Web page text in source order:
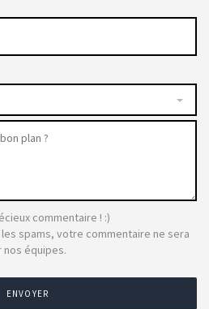
commentaire ! :)
spams, votre commentaire ne sera
nos équipes.
ENVOYER